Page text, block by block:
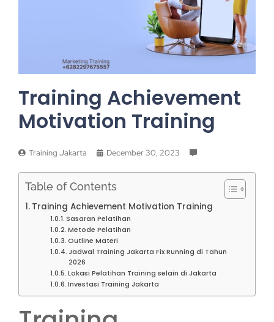
Training Achievement
Motivation Training
Training Jakarta December 30, 2023
Table of Contents
Training Achievement Motivation Training
Sasaran Pelatihan
Metode Pelatihan
Outline Materi
Jadwal Training Jakarta Fix Running di Tahun
2026
Lokasi Pelatihan Training selain di Jakarta
Investasi Training Jakarta